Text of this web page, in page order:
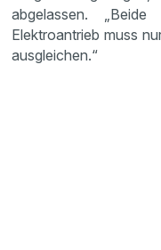
abgelassen.
Elektroantrieb muss
ausgleichen.“